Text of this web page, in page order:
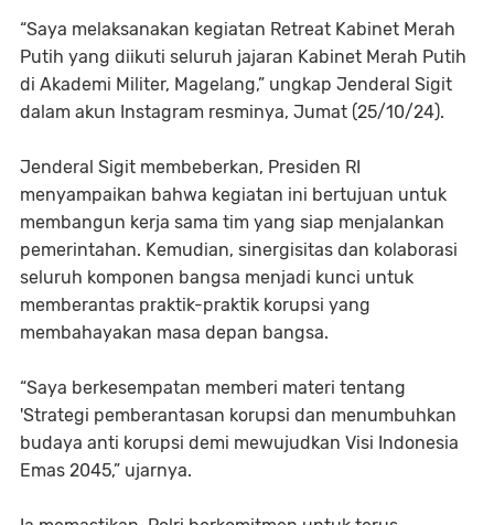
“Saya melaksanakan kegiatan Retreat Kabinet Merah
Putih yang diikuti seluruh jajaran Kabinet Merah Putih
di Akademi Militer, Magelang,” ungkap Jenderal Sigit
dalam akun Instagram resminya, Jumat (25/10/24).
Jenderal Sigit membeberkan, Presiden RI
menyampaikan bahwa kegiatan ini bertujuan untuk
membangun kerja sama tim yang siap menjalankan
pemerintahan. Kemudian, sinergisitas dan kolaborasi
seluruh komponen bangsa menjadi kunci untuk
memberantas praktik-praktik korupsi yang
membahayakan masa depan bangsa.
“Saya berkesempatan memberi materi tentang
'Strategi pemberantasan korupsi dan menumbuhkan
budaya anti korupsi demi mewujudkan Visi Indonesia
Emas 2045,” ujarnya.